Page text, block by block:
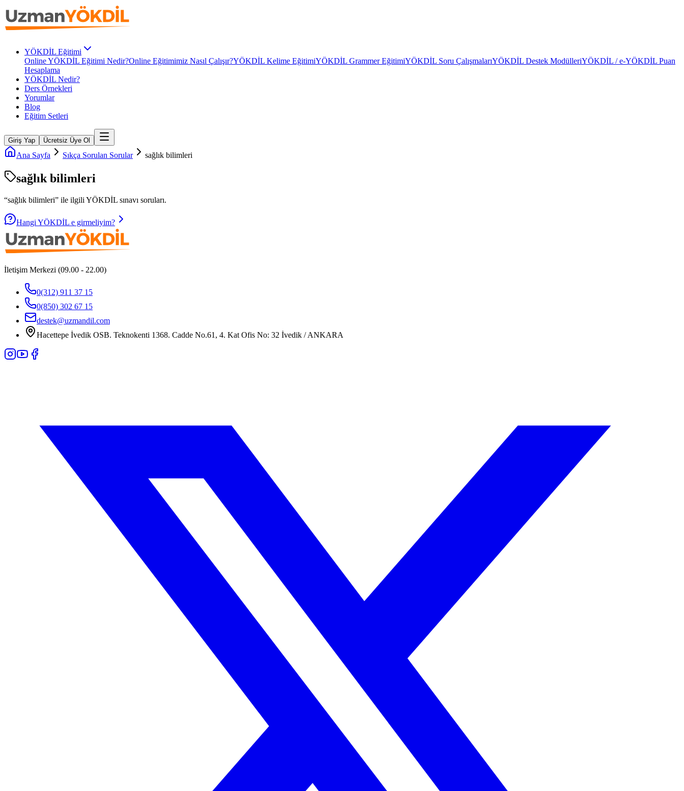
YÖKDİL Eğitimi
Online YÖKDİL Eğitimi Nedir?Online Eğitimimiz Nasıl Çalışır?YÖKDİL Kelime EğitimiYÖKDİL Grammer EğitimiYÖKDİL Soru ÇalışmalarıYÖKDİL Destek ModülleriYÖKDİL / e-YÖKDİL Puan
Hesaplama
YÖKDİL Nedir?
Ders Örnekleri
Yorumlar
Blog
Eğitim Setleri
Giriş Yap Ücretsiz Üye Ol
Ana Sayfa Sıkça Sorulan Sorular sağlık bilimleri
sağlık bilimleri
“sağlık bilimleri” ile ilgili YÖKDİL sınavı soruları.
Hangi YÖKDİL e girmeliyim?
İletişim Merkezi (09.00 - 22.00)
0(312) 911 37 15
0(850) 302 67 15
destek@uzmandil.com
Hacettepe İvedik OSB. Teknokenti 1368. Cadde No.61, 4. Kat Ofis No: 32 İvedik / ANKARA